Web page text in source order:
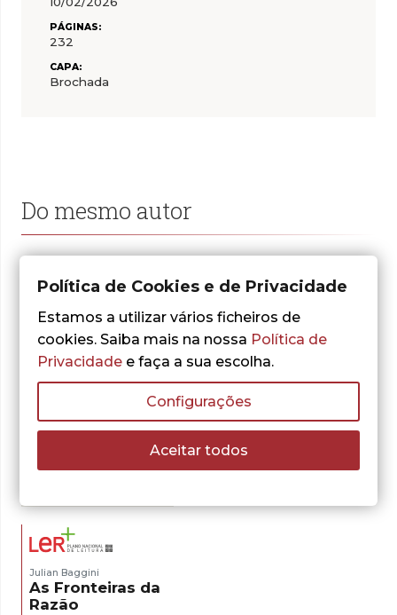
PÁGINAS:
232
CAPA:
Brochada
Do mesmo autor
- 30%
Julian Baggini
As Fronteiras da
Razão
Política de Cookies e de Privacidade
Estamos a utilizar vários ficheiros de
cookies. Saiba mais na nossa Política de
Privacidade e faça a sua escolha.
Configurações
Aceitar todos